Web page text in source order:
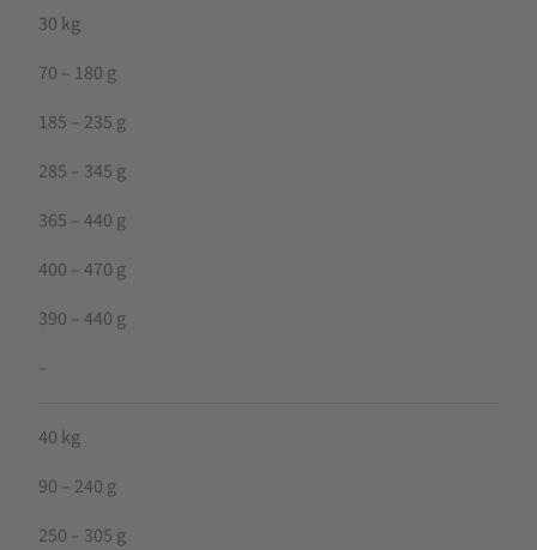
30 kg
70 – 180 g
185 – 235 g
285 – 345 g
365 – 440 g
400 – 470 g
390 – 440 g
40 kg
90 – 240 g
250 – 305 g